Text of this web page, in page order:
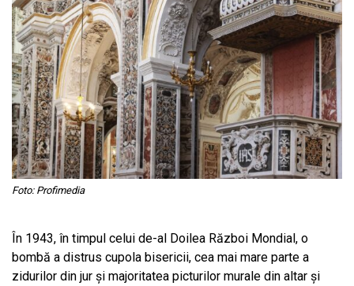
Foto: Profimedia
În 1943, în timpul celui de-al Doilea Război Mondial, o
bombă a distrus cupola bisericii, cea mai mare parte a
zidurilor din jur și majoritatea picturilor murale din altar și